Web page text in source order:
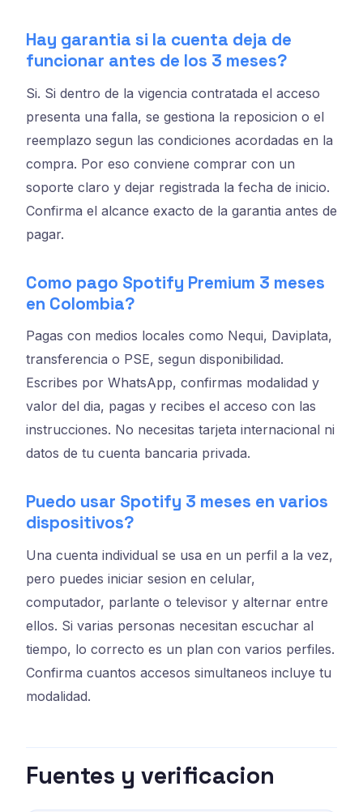
Hay garantia si la cuenta deja de
funcionar antes de los 3 meses?
Si. Si dentro de la vigencia contratada el acceso
presenta una falla, se gestiona la reposicion o el
reemplazo segun las condiciones acordadas en la
compra. Por eso conviene comprar con un
soporte claro y dejar registrada la fecha de inicio.
Confirma el alcance exacto de la garantia antes de
pagar.
Como pago Spotify Premium 3 meses
en Colombia?
Pagas con medios locales como Nequi, Daviplata,
transferencia o PSE, segun disponibilidad.
Escribes por WhatsApp, confirmas modalidad y
valor del dia, pagas y recibes el acceso con las
instrucciones. No necesitas tarjeta internacional ni
datos de tu cuenta bancaria privada.
Puedo usar Spotify 3 meses en varios
dispositivos?
Una cuenta individual se usa en un perfil a la vez,
pero puedes iniciar sesion en celular,
computador, parlante o televisor y alternar entre
ellos. Si varias personas necesitan escuchar al
tiempo, lo correcto es un plan con varios perfiles.
Confirma cuantos accesos simultaneos incluye tu
modalidad.
Fuentes y verificacion